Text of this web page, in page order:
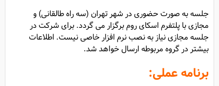
جلسه به صورت حضوری در شهر تهران (سه راه طالقانی) و
مجازی با پلتفرم اسکای روم برگزار می گردد. برای شرکت در
جلسه مجازی نیاز به نصب نرم افزار خاصی نیست. اطلاعات
بیشتر در گروه مربوطه ارسال خواهد شد.
برنامه عملی: